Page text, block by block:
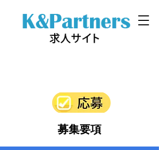
募集要項